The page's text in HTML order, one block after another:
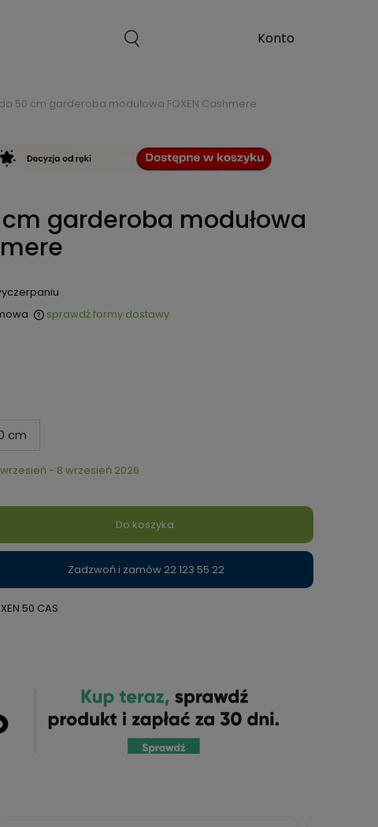
50 cm garderoba modułowa FOXEN Cashmere
garderoba modułowa
sprawdź formy dostawy
cm
- 8 wrzesień 2026
Do koszyka
Zadzwoń i zamów 22 123 55 22
50 CAS